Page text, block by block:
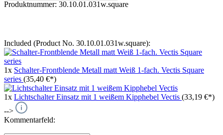
Produktnummer: 30.10.01.031w.square
Included (Product No. 30.10.01.031w.square):
1x Schalter-Frontblende Metall matt Weiß 1-fach. Vectis Square
series (35,40 €*)
1x Lichtschalter Einsatz mit 1 weißem Kipphebel Vectis (33,19 €*)
-->
Kommentarfeld: